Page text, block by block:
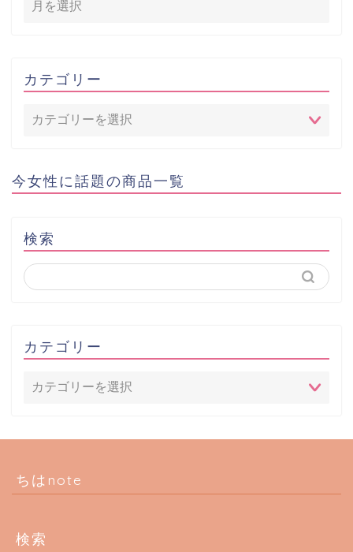
カテゴリー
今女性に話題の商品一覧
検索
カテゴリー
ちはnote
検索